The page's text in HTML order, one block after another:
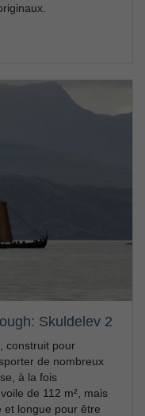
Skuldelev 2
construit pour
de nombreux
à la fois
de 112 m², mais
et longue pour être